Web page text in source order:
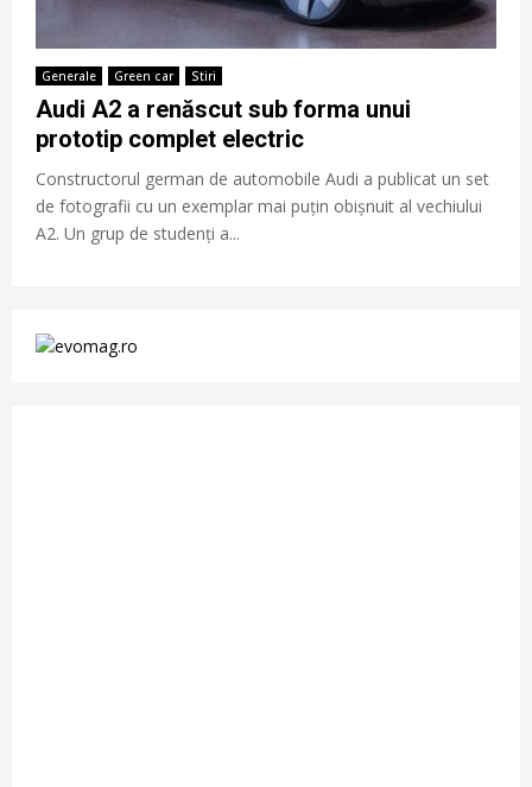
Generale Green car Stiri
Audi A2 a renăscut sub forma unui
prototip complet electric
Constructorul german de automobile Audi a publicat un set
de fotografii cu un exemplar mai puțin obișnuit al vechiului
A2. Un grup de studenți a...